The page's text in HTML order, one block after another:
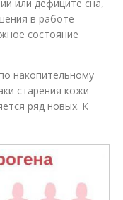
или дефиците сна,
в работе
состояние
накопительному
старения кожи
ряд новых. К